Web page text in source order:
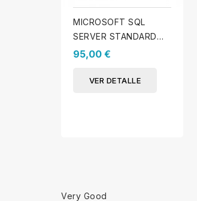
MICROSOFT SQL
SERVER STANDARD
2016 - 10 CAL DE
95,00 €
VER DETALLE
Very Good